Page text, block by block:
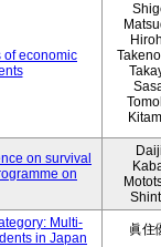
of economic
on survival
on
Multi-
in Japan
眞住